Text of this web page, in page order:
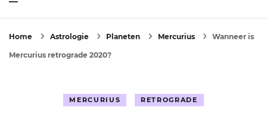
Home Astrologie Planeten Mercurius Wanneer is
Mercurius retrograde 2020?
MERCURIUS RETROGRADE